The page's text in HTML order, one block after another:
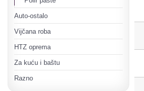
Auto-ostalo
Vijčana roba
HTZ oprema
Za kuću i baštu
Razno